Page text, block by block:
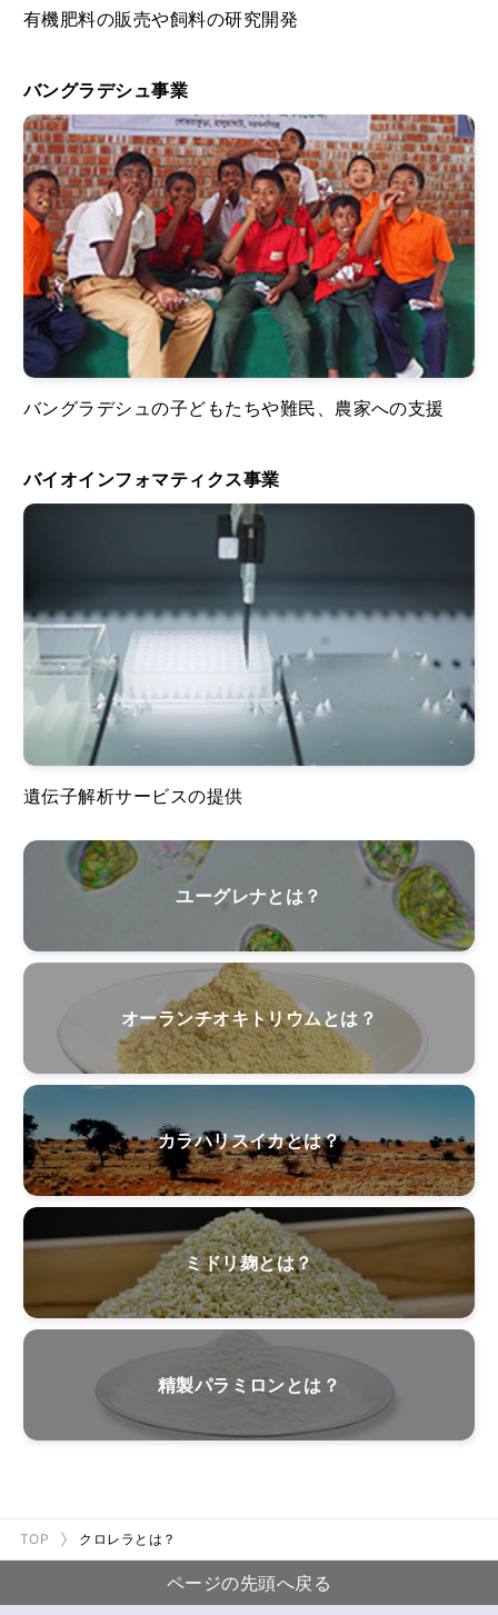
有機肥料の販売や飼料の研究開発
バングラデシュ事業
バングラデシュの子どもたちや難民、農家への支援
バイオインフォマティクス事業
遺伝子解析サービスの提供
ユーグレナとは？
オーランチオキトリウムとは？
カラハリスイカとは？
ミドリ麹とは？
精製パラミロンとは？
ページの先頭へ戻る
TOP クロレラとは？